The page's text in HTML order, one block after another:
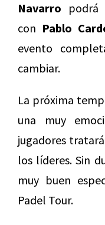
Navarro podrá
con Pablo
evento
cambiar.
La próxima
una muy
jugadores
los líderes. Sin
muy buen
Padel Tour.